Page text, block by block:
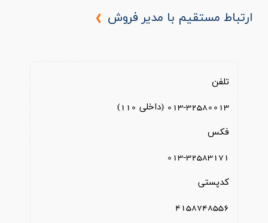
ارتباط مستقیم با مدیر فروش
تلفن
013-32580013 (داخلی 110)
فکس
013-32583171
کدپستی
4158748556